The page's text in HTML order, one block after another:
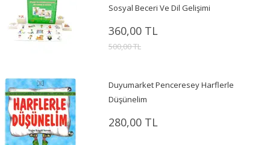
Sosyal Beceri Ve Dil Gelişimi
360,00 TL
500,00 TL
Duyumarket Penceresey Harflerle
Düşünelim
280,00 TL